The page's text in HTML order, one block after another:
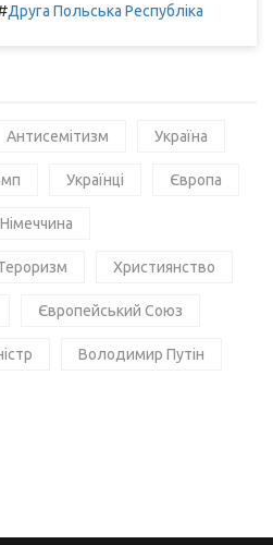
Друга Польська Республіка
Антисемітизм Україна
Українці Європа
Німеччина
Християнство
Європейський Союз
Володимир Путін